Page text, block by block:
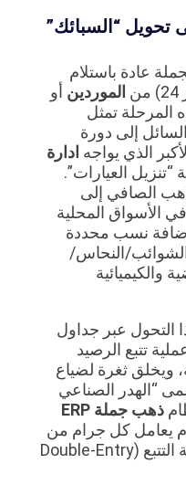
تحويل “السبائك”
عادة باستلام
الموردين أو
المرحلة تمثل
إلى دورة
الذي يواجه ادارة
العيارات”.
الصافي إلى
الأسواق المحلية
وذلك بإضافة نسب محددة
النحاس/
والكيميائية
التحول عبر جداول
تتبع الرصيد
ويخلق ثغرة لضياع
“الهدر الصناعي
ذهب جملة ERP
يعامل كل جرام من
المعدن كأنه عملة نقدية دقيقة التتبع (Double-Entry